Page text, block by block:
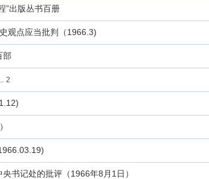
”出版丛书百册
观点应当批判（1966.3)
部
2
书记处的批评（1966年8月1日）